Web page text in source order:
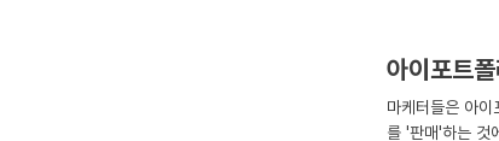
아이포트
마케터들은 아
를 '판매'하는 것